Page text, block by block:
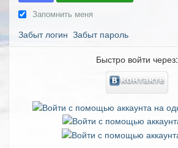
Запомнить меня
Забыт логин Забыт пароль
Быстро войти через: